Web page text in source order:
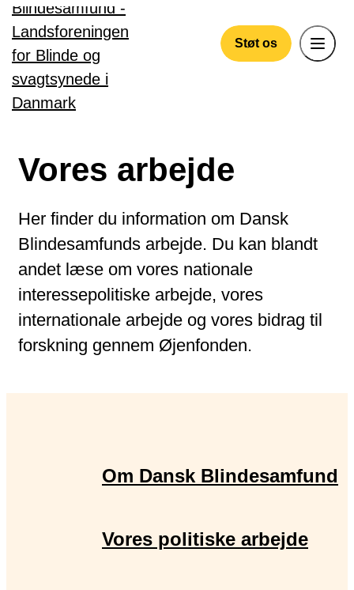
Gå til hovedindhold
Støt os
Vores arbejde
Her finder du information om Dansk
Blindesamfunds arbejde. Du kan blandt
andet læse om vores nationale
interessepolitiske arbejde, vores
internationale arbejde og vores bidrag til
forskning gennem Øjenfonden.
Om Dansk Blindesamfund
Vores politiske arbejde